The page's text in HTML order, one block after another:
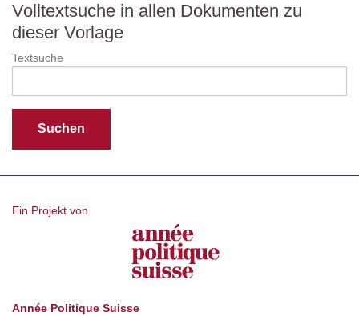
Volltextsuche in allen Dokumenten zu
dieser Vorlage
Textsuche
Ein Projekt von
Année Politique Suisse